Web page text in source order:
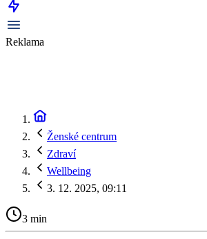
Reklama
Ženské centrum
Zdraví
Wellbeing
3. 12. 2025, 09:11
3 min